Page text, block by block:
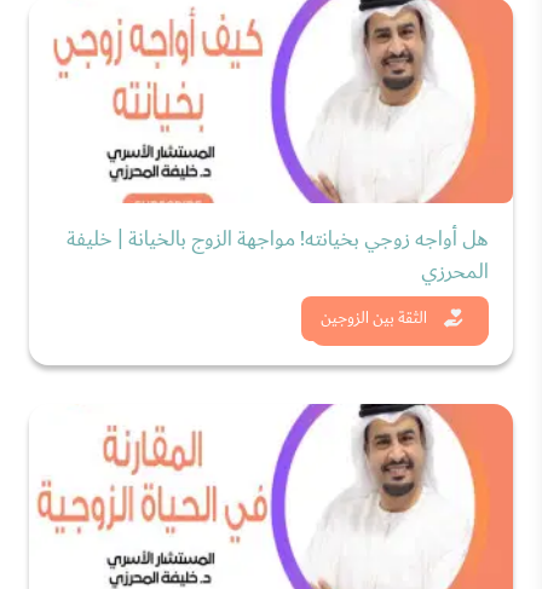
الثقة بين الزوجين
هل أواجه زوجي بخيانته! مواجهة الزوج بالخيانة | خليفة
المحرزي
شاهد الان